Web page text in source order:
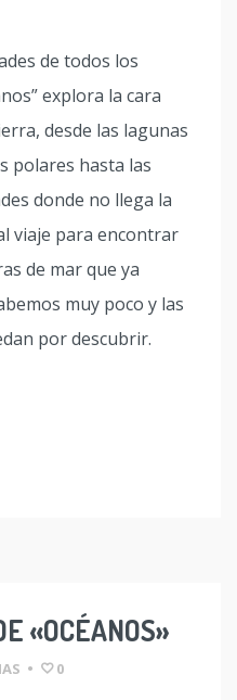
de todos los
explora la cara
desde las lagunas
polares hasta las
donde no llega la
viaje para encontrar
de mar que ya
muy poco y las
por descubrir.
«OCÉANOS»
• 0